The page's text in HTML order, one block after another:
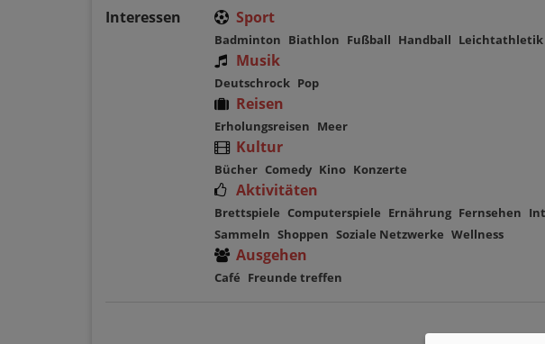
Interessen Sport
Badminton Biathlon Fußball Handball Leichtathletik
Musik
Deutschrock Pop
Reisen
Erholungsreisen Meer
Kultur
Bücher Comedy Kino Konzerte
Aktivitäten
Brettspiele Computerspiele Ernährung Fernsehen
Sammeln Shoppen Soziale Netzwerke Wellness
Ausgehen
Café Freunde treffen